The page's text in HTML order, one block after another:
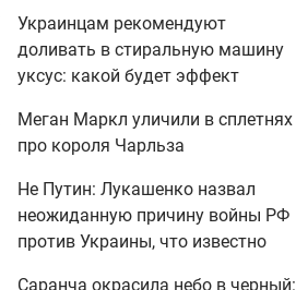
Украинцам рекомендуют
доливать в стиральную машину
уксус: какой будет эффект
Меган Маркл уличили в сплетнях
про короля Чарльза
Не Путин: Лукашенко назвал
неожиданную причину войны РФ
против Украины, что известно
Саранча окрасила небо в черный: